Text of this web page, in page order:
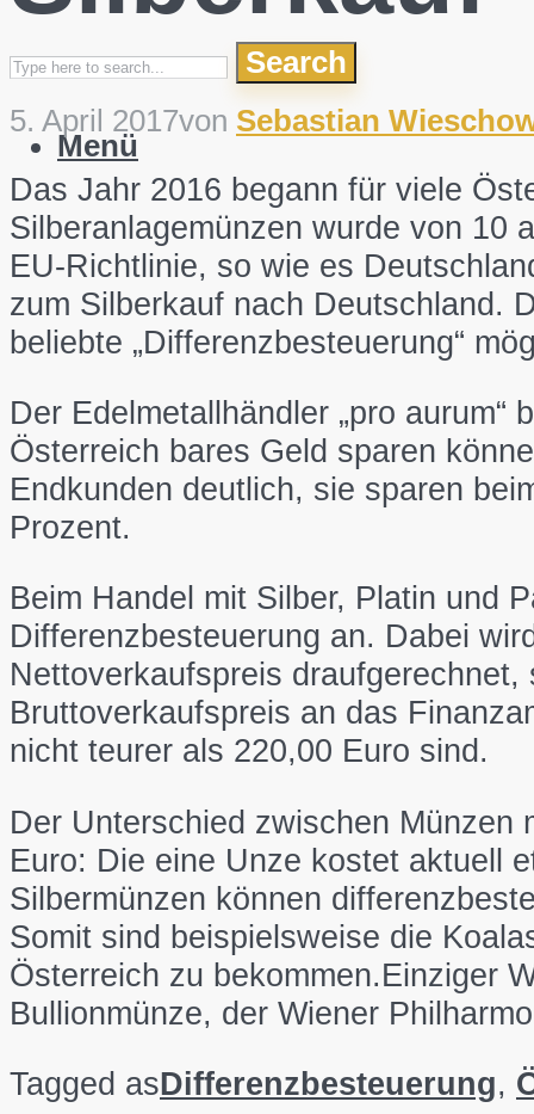
Search
Menü
5. April 2017von Sebastian
Das Jahr 2016 begann für viele
Silberanlagemünzen wurde von 10
EU-Richtlinie, so wie es
zum Silberkauf nach Deutschland.
beliebte „Differenzbesteuerung“
Der Edelmetallhändler „pro
Österreich bares Geld sparen
Endkunden deutlich, sie sparen
Prozent.
Beim Handel mit Silber, Platin und
Differenzbesteuerung an. Dabei
Nettoverkaufspreis
Bruttoverkaufspreis an das
nicht teurer als 220,00 Euro sind.
Der Unterschied zwischen Münzen
Euro: Die eine Unze kostet aktuell
Silbermünzen können
Somit sind beispielsweise die
Österreich zu bekommen.Einziger
Bullionmünze, der Wiener
Tagged asDifferenzbesteuerung,